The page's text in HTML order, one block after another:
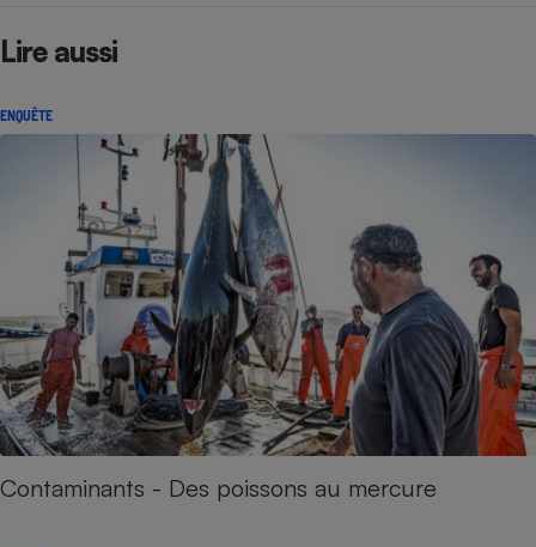
Lire aussi
ENQUÊTE
Contaminants - Des poissons au mercure